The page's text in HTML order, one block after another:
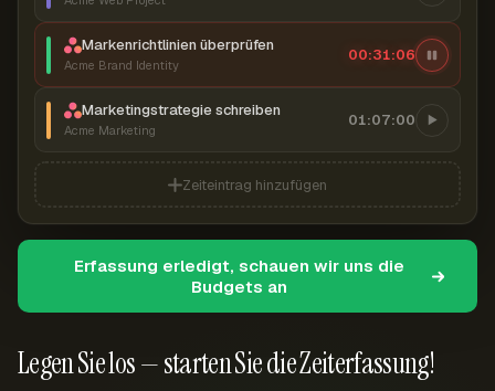
Legen Sie los — starten Sie die Zeiterfassung!
Markenrichtlinien überprüfen
Acme Brand Identity
00:31:07
Marketingstrategie schreiben
Acme Marketing
01:07:00
Zeiteintrag hinzufügen
Erfassung erledigt, schauen wir uns die
Budgets an